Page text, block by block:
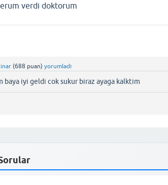
verdi doktorum
(688 puan) yorumladı
baya iyi geldi cok sukur biraz ayaga kalktim